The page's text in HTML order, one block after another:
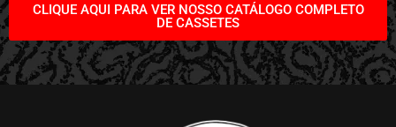
CLIQUE AQUI PARA VER NOSSO CATÁLOGO COMPLETO
DE CASSETES